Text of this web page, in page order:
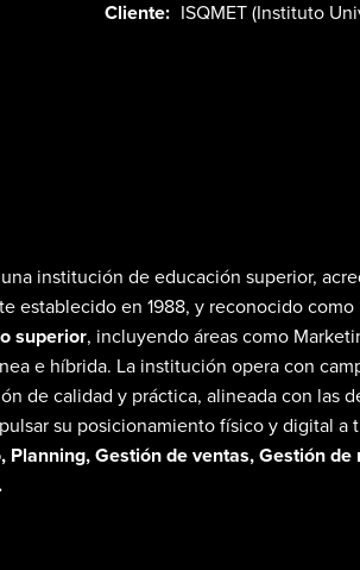
Cliente: ISQMET (Instituto
institución de educación superior,
establecido en 1988, y reconocido como
superior, incluyendo áreas como
e híbrida. La institución opera con
de calidad y práctica, alineada con las
su posicionamiento físico y digital
Gestión de ventas, Gestión